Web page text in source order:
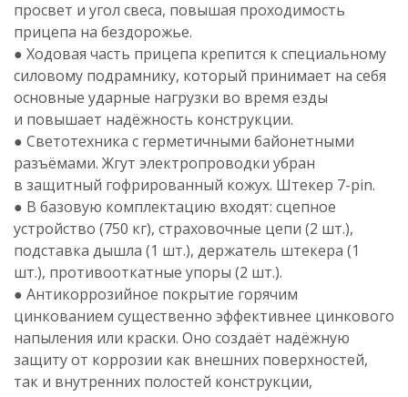
просвет и угол свеса, повышая проходимость
прицепа на бездорожье.
● Ходовая часть прицепа крепится к специальному
силовому подрамнику, который принимает на себя
основные ударные нагрузки во время езды
и повышает надёжность конструкции.
● Светотехника с герметичными байонетными
разъёмами. Жгут электропроводки убран
в защитный гофрированный кожух. Штекер 7-pin.
● В базовую комплектацию входят: сцепное
устройство (750 кг), страховочные цепи (2 шт.),
подставка дышла (1 шт.), держатель штекера (1
шт.), противооткатные упоры (2 шт.).
● Антикоррозийное покрытие горячим
цинкованием существенно эффективнее цинкового
напыления или краски. Оно создаёт надёжную
защиту от коррозии как внешних поверхностей,
так и внутренних полостей конструкции,